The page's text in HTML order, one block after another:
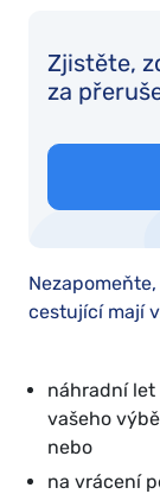
Zjistěte,
za
cestující mají
náhradní let
vašeho
nebo
na vrácení